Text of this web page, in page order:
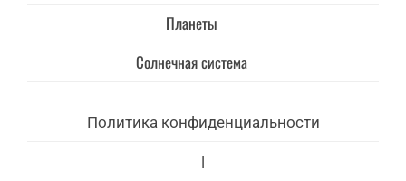
Планеты
Солнечная система
Политика конфиденциальности
|